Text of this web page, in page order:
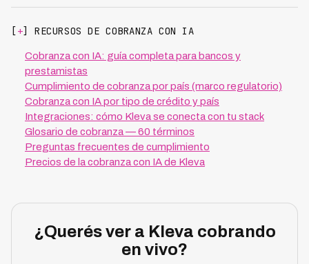
[+] RECURSOS DE COBRANZA CON IA
Cobranza con IA: guía completa para bancos y
prestamistas
Cumplimiento de cobranza por país (marco regulatorio)
Cobranza con IA por tipo de crédito y país
Integraciones: cómo Kleva se conecta con tu stack
Glosario de cobranza — 60 términos
Preguntas frecuentes de cumplimiento
Precios de la cobranza con IA de Kleva
¿Querés ver a Kleva cobrando
en vivo?